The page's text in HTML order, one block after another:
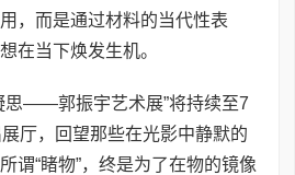
，而是通过材料的当代性表
在当下焕发生机。
思——郭振宇艺术展”将持续至7
厅，回望那些在光影中静默的
谓“睹物”，终是为了在物的镜像